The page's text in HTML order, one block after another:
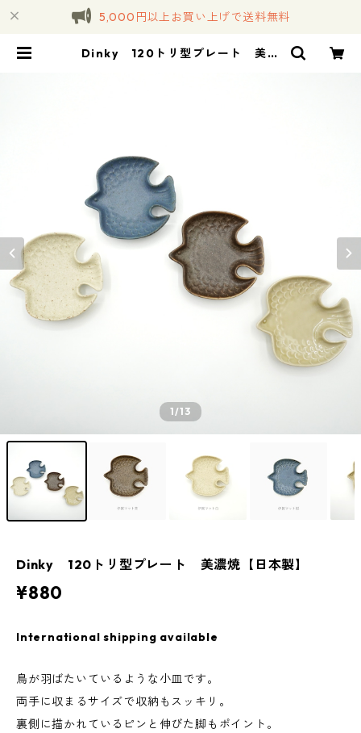
5,000円以上お買い上げで送料無料
Dinky 120トリ型プレート 美濃
1/13
Dinky 120トリ型プレート 美濃焼【日本製】
¥880
International shipping available
鳥が羽ばたいているような小皿です。
両手に収まるサイズで収納もスッキリ。
裏側に描かれているピンと伸びた脚もポイント。